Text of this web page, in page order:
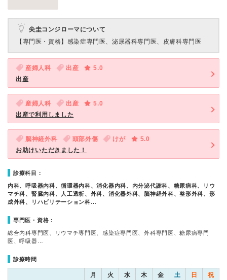
尖圭コンジローマについて
【専門医・資格】 感染症専門医、泌尿器科専門医、皮膚科専門医
産婦人科 出産
5.0
出産
産婦人科 出産
5.0
出産で利用しました
脳神経外科 頭部外傷 けが
5.0
お助けいただきました！
診療科目：
内科、呼吸器内科、循環器内科、消化器内科、内分泌代謝科、糖尿病科、リウ
マチ科、腎臓内科、人工透析、外科、消化器外科、脳神経外科、整形外科、形
成外科、リハビリテーション科…
専門医・資格：
総合内科専門医、リウマチ専門医、感染症専門医、外科専門医、糖尿病専門
医、呼吸器…
診療時間
月 火 水 木 金 土 日 祝